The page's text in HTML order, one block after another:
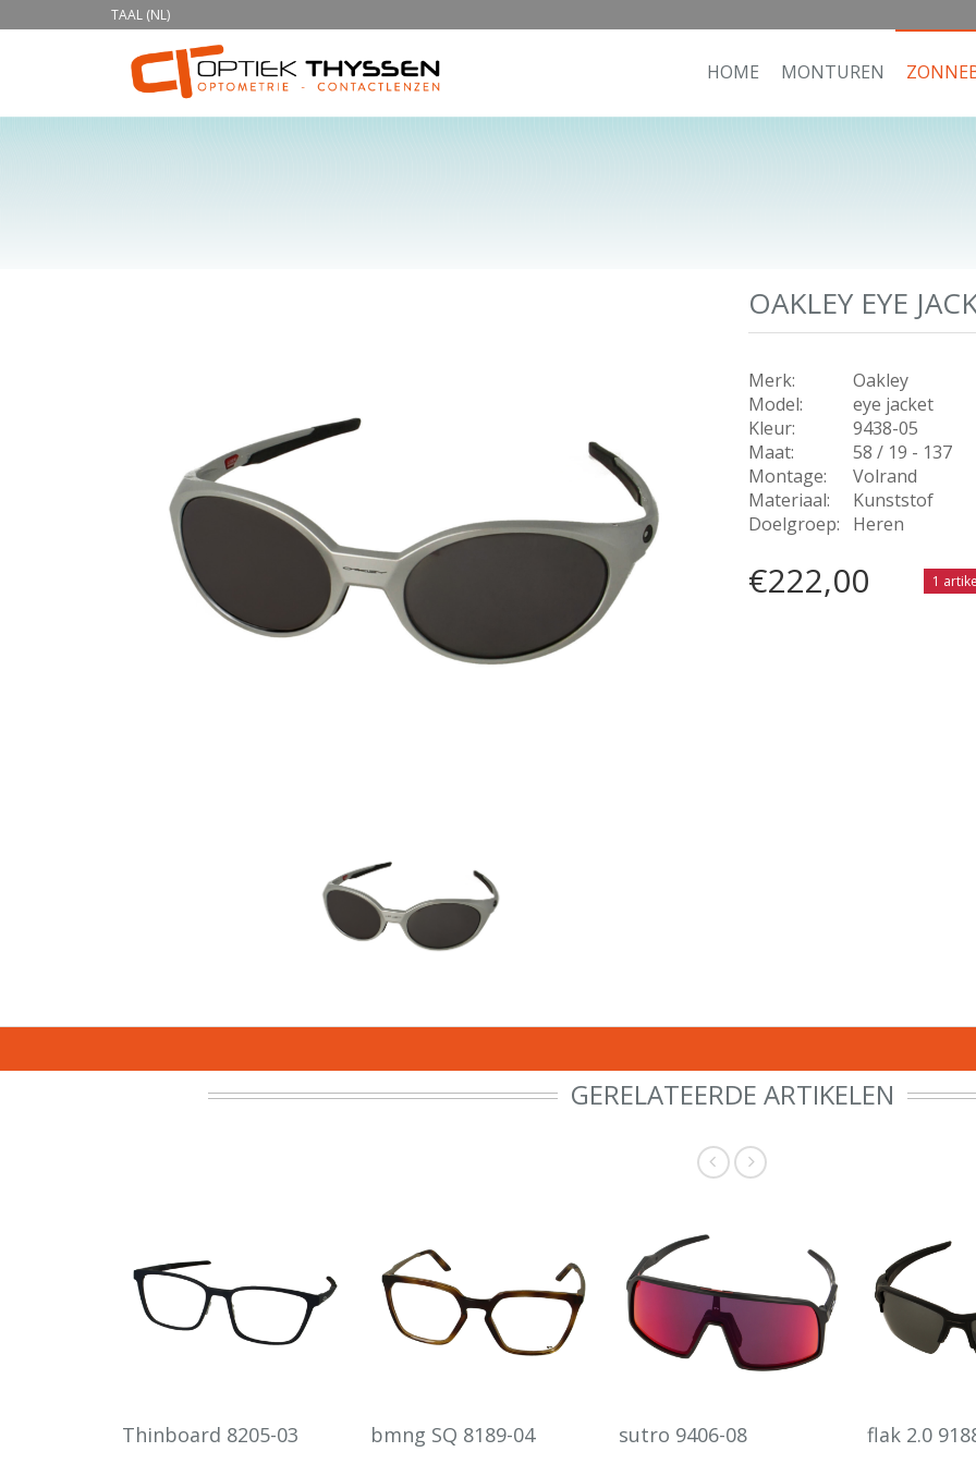
TAAL (NL)
HOME MONTUREN
OAKLEY EYE
Merk:
Oakley
Model:
eye jacket
Kleur:
9438-05
Maat:
58 / 19 - 137
Montage:
Volrand
Materiaal:
Kunststof
Doelgroep:
Heren
€222,00 1
GERELATEERDE ARTIKELEN
Thinboard 8205-03
bmng SQ 8189-04
sutro 9406-08
flak 2.0